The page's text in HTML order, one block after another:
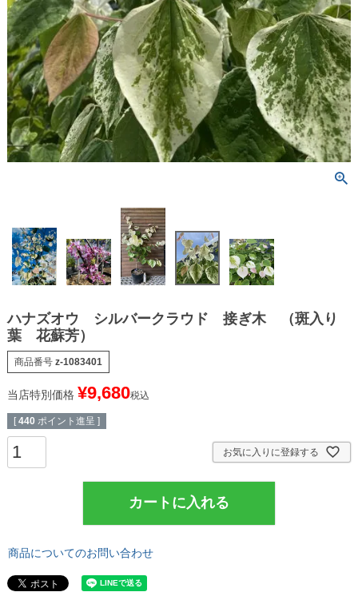
ハナズオウ シルバークラウド 接ぎ木 （斑入り
葉 花蘇芳）
商品番号 z-1083401
当店特別価格 ¥9,680税込
[ 440 ポイント進呈 ]
お気に入りに登録する
カートに入れる
商品についてのお問い合わせ